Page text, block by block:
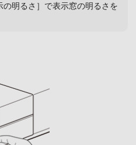
の明るさ］で表示窓の明るさを